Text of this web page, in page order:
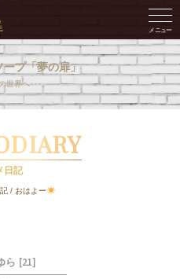
ープ「夢の扉」
世界へ･･･。
日記
/ おはよー
ら [21]